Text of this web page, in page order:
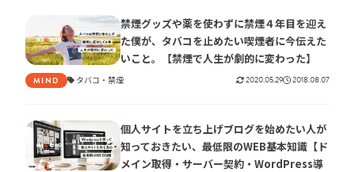
禁煙グッズや薬を使わずに禁煙４年目を迎え
た僕が、タバコを止めたい喫煙者に今伝えた
いこと。【禁煙で人生が劇的に変わった】
MIND タバコ 禁煙 2020.05.29 2018.08.07
個人サイトを立ち上げブログを始めたい人が
知っておきたい、最低限のWEB基本知識【ド
メイン取得・サーバー契約・WordPress導